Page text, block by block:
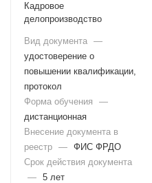
Кадровое
делопроизводство
Вид документа —
удостоверение о
повышении квалификации,
протокол
Форма обучения
—
дистанционная
Внесение документа в
реестр — ФИС ФРДО
Срок действия документа
— 5 лет